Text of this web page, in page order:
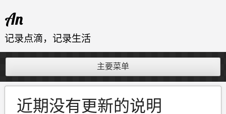
至
内
An
记录点滴，记录生活
主要菜单
近期没有更新的说明